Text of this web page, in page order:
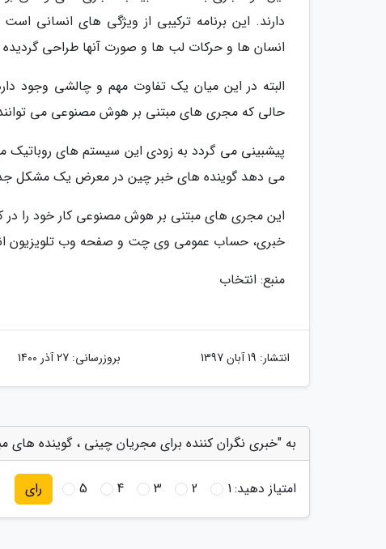
دارند. این برنامه ترکیبی از ویژگی های انسانی
انسان ها و حرکات لب ها و صورت آنها طراحی
البته در این میان یک تفاوت مهم و چالشی وجود
حالی که مجری های مبتنی بر هوش مصنوعی می توانند
پیشبینی می گردد به زودی این سیستم های روباتیک
می دهد گوینده های خبر چین در معرض یک مشکل
این مجری های مبتنی بر هوش مصنوعی کار خود را در
خبری، حساب عمومی وی چت و صفحه وب تلویزیون
منبع: انتخاب
انتشار: 19 آبان 1397 بروزرسانی: 27 آذر 1400
به "خبری نگران کننده برای مجریان چینی ، گوینده
امتیاز دهید:1
2
3
4
5 رای